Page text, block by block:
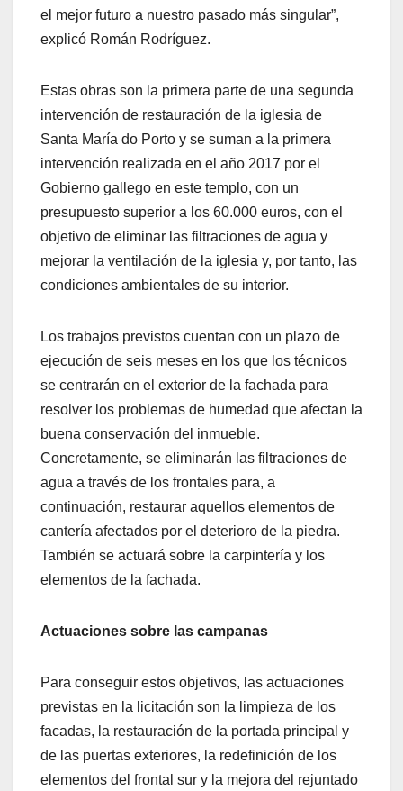
el mejor futuro a nuestro pasado más singular”,
explicó Román Rodríguez.
Estas obras son la primera parte de una segunda
intervención de restauración de la iglesia de
Santa María do Porto y se suman a la primera
intervención realizada en el año 2017 por el
Gobierno gallego en este templo, con un
presupuesto superior a los 60.000 euros, con el
objetivo de eliminar las filtraciones de agua y
mejorar la ventilación de la iglesia y, por tanto, las
condiciones ambientales de su interior.
Los trabajos previstos cuentan con un plazo de
ejecución de seis meses en los que los técnicos
se centrarán en el exterior de la fachada para
resolver los problemas de humedad que afectan la
buena conservación del inmueble.
Concretamente, se eliminarán las filtraciones de
agua a través de los frontales para, a
continuación, restaurar aquellos elementos de
cantería afectados por el deterioro de la piedra.
También se actuará sobre la carpintería y los
elementos de la fachada.
Actuaciones sobre las campanas
Para conseguir estos objetivos, las actuaciones
previstas en la licitación son la limpieza de los
facadas, la restauración de la portada principal y
de las puertas exteriores, la redefinición de los
elementos del frontal sur y la mejora del rejuntado